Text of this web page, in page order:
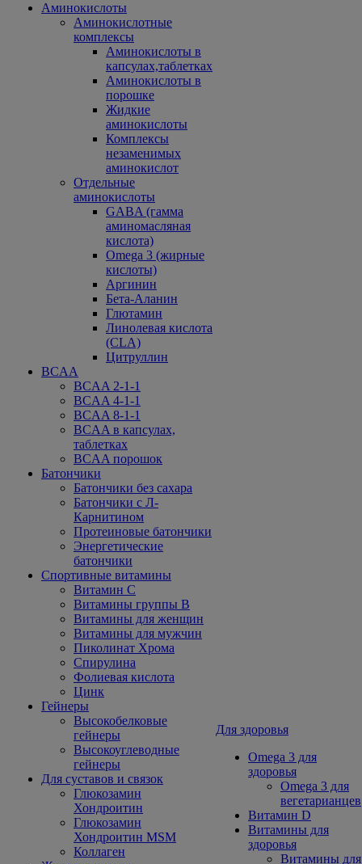
Аминокислоты
Аминокислотные
комплексы
Аминокислоты в
капсулах,таблетках
Аминокислоты в
порошке
Жидкие
аминокислоты
Комплексы
незаменимых
аминокислот
Отдельные
аминокислоты
GABA (гамма
аминомасляная
кислота)
Omega 3 (жирные
кислоты)
Аргинин
Бета-Аланин
Глютамин
Линолевая кислота
(CLA)
Цитруллин
BCAA
BCAA 2-1-1
BCAA 4-1-1
BCAA 8-1-1
BCAA в капсулах,
таблетках
BCAA порошок
Батончики
Батончики без сахара
Батончики с Л-
Карнитином
Протеиновые батончики
Энергетические
батончики
Спортивные витамины
Витамин С
Витамины группы В
Витамины для женщин
Витамины для мужчин
Пиколинат Хрома
Спирулина
Фолиевая кислота
Цинк
Гейнеры
Высокобелковые
гейнеры
Высокоуглеводные
гейнеры
Для суставов и связок
Глюкозамин
Хондроитин
Глюкозамин
Хондроитин MSM
Коллаген
Для здоровья
Omega 3 для
здоровья
Omega 3 для
вегетарианцев
Витамин D
Витамины для
здоровья
Витамины для